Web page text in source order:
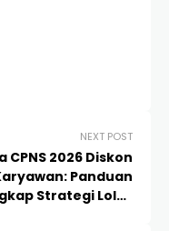
NEXT POST
CPNS 2026 Diskon
Panduan
Strategi Lolos